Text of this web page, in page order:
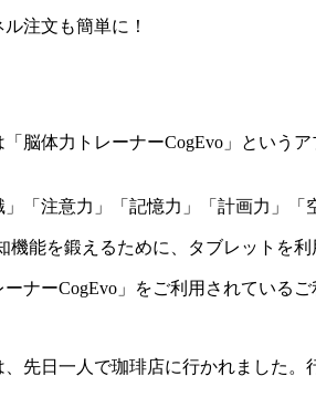
脳体力トレーナーCogEvo」という
「注意力」「記憶力」「計画力」「
機能を鍛えるために、タブレットを
ナーCogEvo」をご利用されているご
先日一人で珈琲店に行かれました